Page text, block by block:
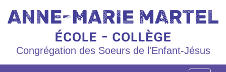
Congrégation des Soeurs de l'Enfant-Jésus